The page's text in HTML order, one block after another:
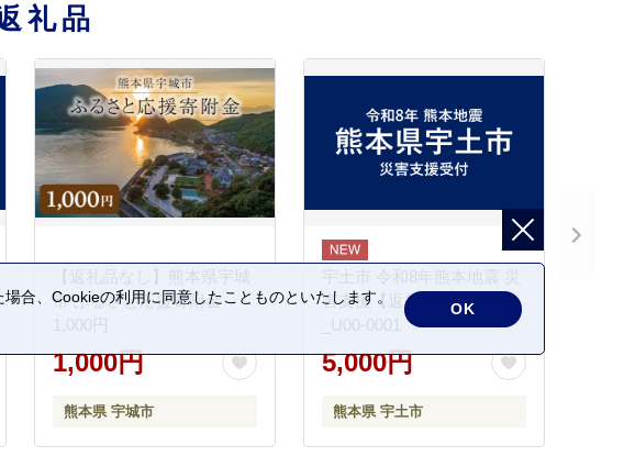
礼品
【返礼品なし】熊本県宇城
市 ふるさと応援寄附金
1,000円
1,000円
熊本県 宇城市
宇土市 令和8年熊本地震 災
害支援【返礼品なし】
_U00-0001
5,000円
熊本県 宇土市
合、Cookieの利用に同意したことものといたします。
OK